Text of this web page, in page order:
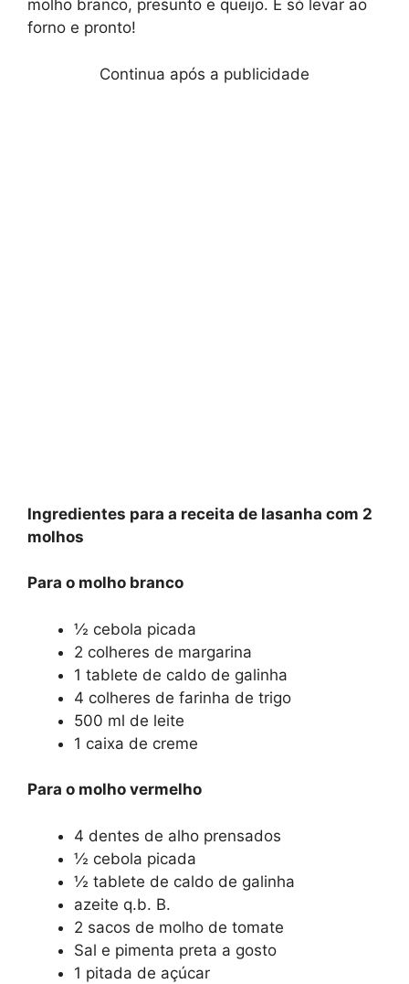
molho branco, presunto e queijo. É só levar ao
forno e pronto!
Continua após a publicidade
Ingredientes para a receita de lasanha com 2
molhos
Para o molho branco
½ cebola picada
2 colheres de margarina
1 tablete de caldo de galinha
4 colheres de farinha de trigo
500 ml de leite
1 caixa de creme
Para o molho vermelho
4 dentes de alho prensados
½ cebola picada
½ tablete de caldo de galinha
azeite q.b. B.
2 sacos de molho de tomate
Sal e pimenta preta a gosto
1 pitada de açúcar